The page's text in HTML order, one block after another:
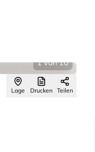
1 von 10
Lage Drucken Teilen